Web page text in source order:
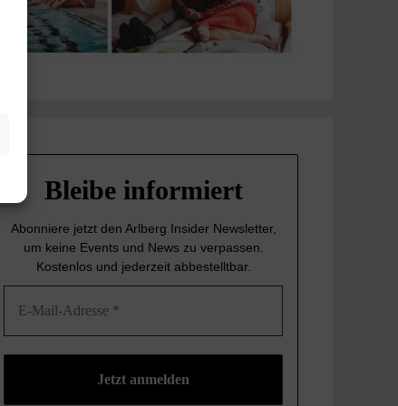
Bleibe informiert
Abonniere jetzt den Arlberg Insider Newsletter,
um keine Events und Newszu verpassen.
Kostenlos und jederzeit abbestelltbar.